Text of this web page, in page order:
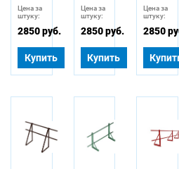
Цена за
штуку:
2850 руб.
Купить
Цена за
штуку:
2850 руб.
Купить
Цена за
штуку:
2850